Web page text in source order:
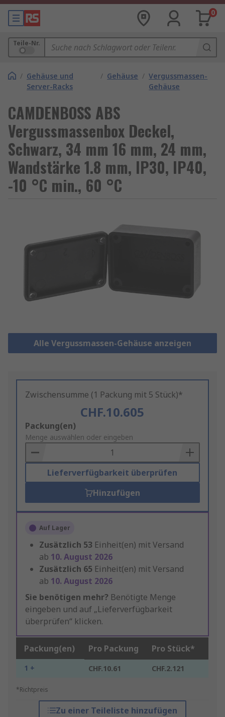
0
Teile-Nr.
/ Gehäuse und
Server-Racks
/ Gehäuse / Vergussmassen-
Gehäuse
CAMDENBOSS ABS
Vergussmassenbox Deckel,
Schwarz, 34 mm 16 mm, 24 mm,
Wandstärke 1.8 mm, IP30, IP40,
-10 °C min., 60 °C
Alle Vergussmassen-Gehäuse anzeigen
Zwischensumme (1 Packung mit 5 Stück)*
CHF.10.605
Add
to
Basket
Packung(en)
Menge auswählen oder eingeben
Lieferverfügbarkeit überprüfen
Hinzufügen
Auf Lager
Zusätzlich 53 Einheit(en) mit Versand
ab 10. August 2026
Zusätzlich 65 Einheit(en) mit Versand
ab 10. August 2026
Sie benötigen mehr? Benötigte Menge
eingeben und auf „Lieferverfügbarkeit
überprüfen“ klicken.
Packung(en) Pro Packung Pro Stück*
1 + CHF.10.61 CHF.2.121
*Richtpreis
Zu einer Teileliste hinzufügen